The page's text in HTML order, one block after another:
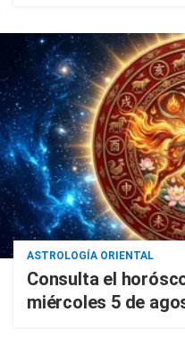
ASTROLOGÍA ORIENTAL
Consulta el
miércoles 5 de